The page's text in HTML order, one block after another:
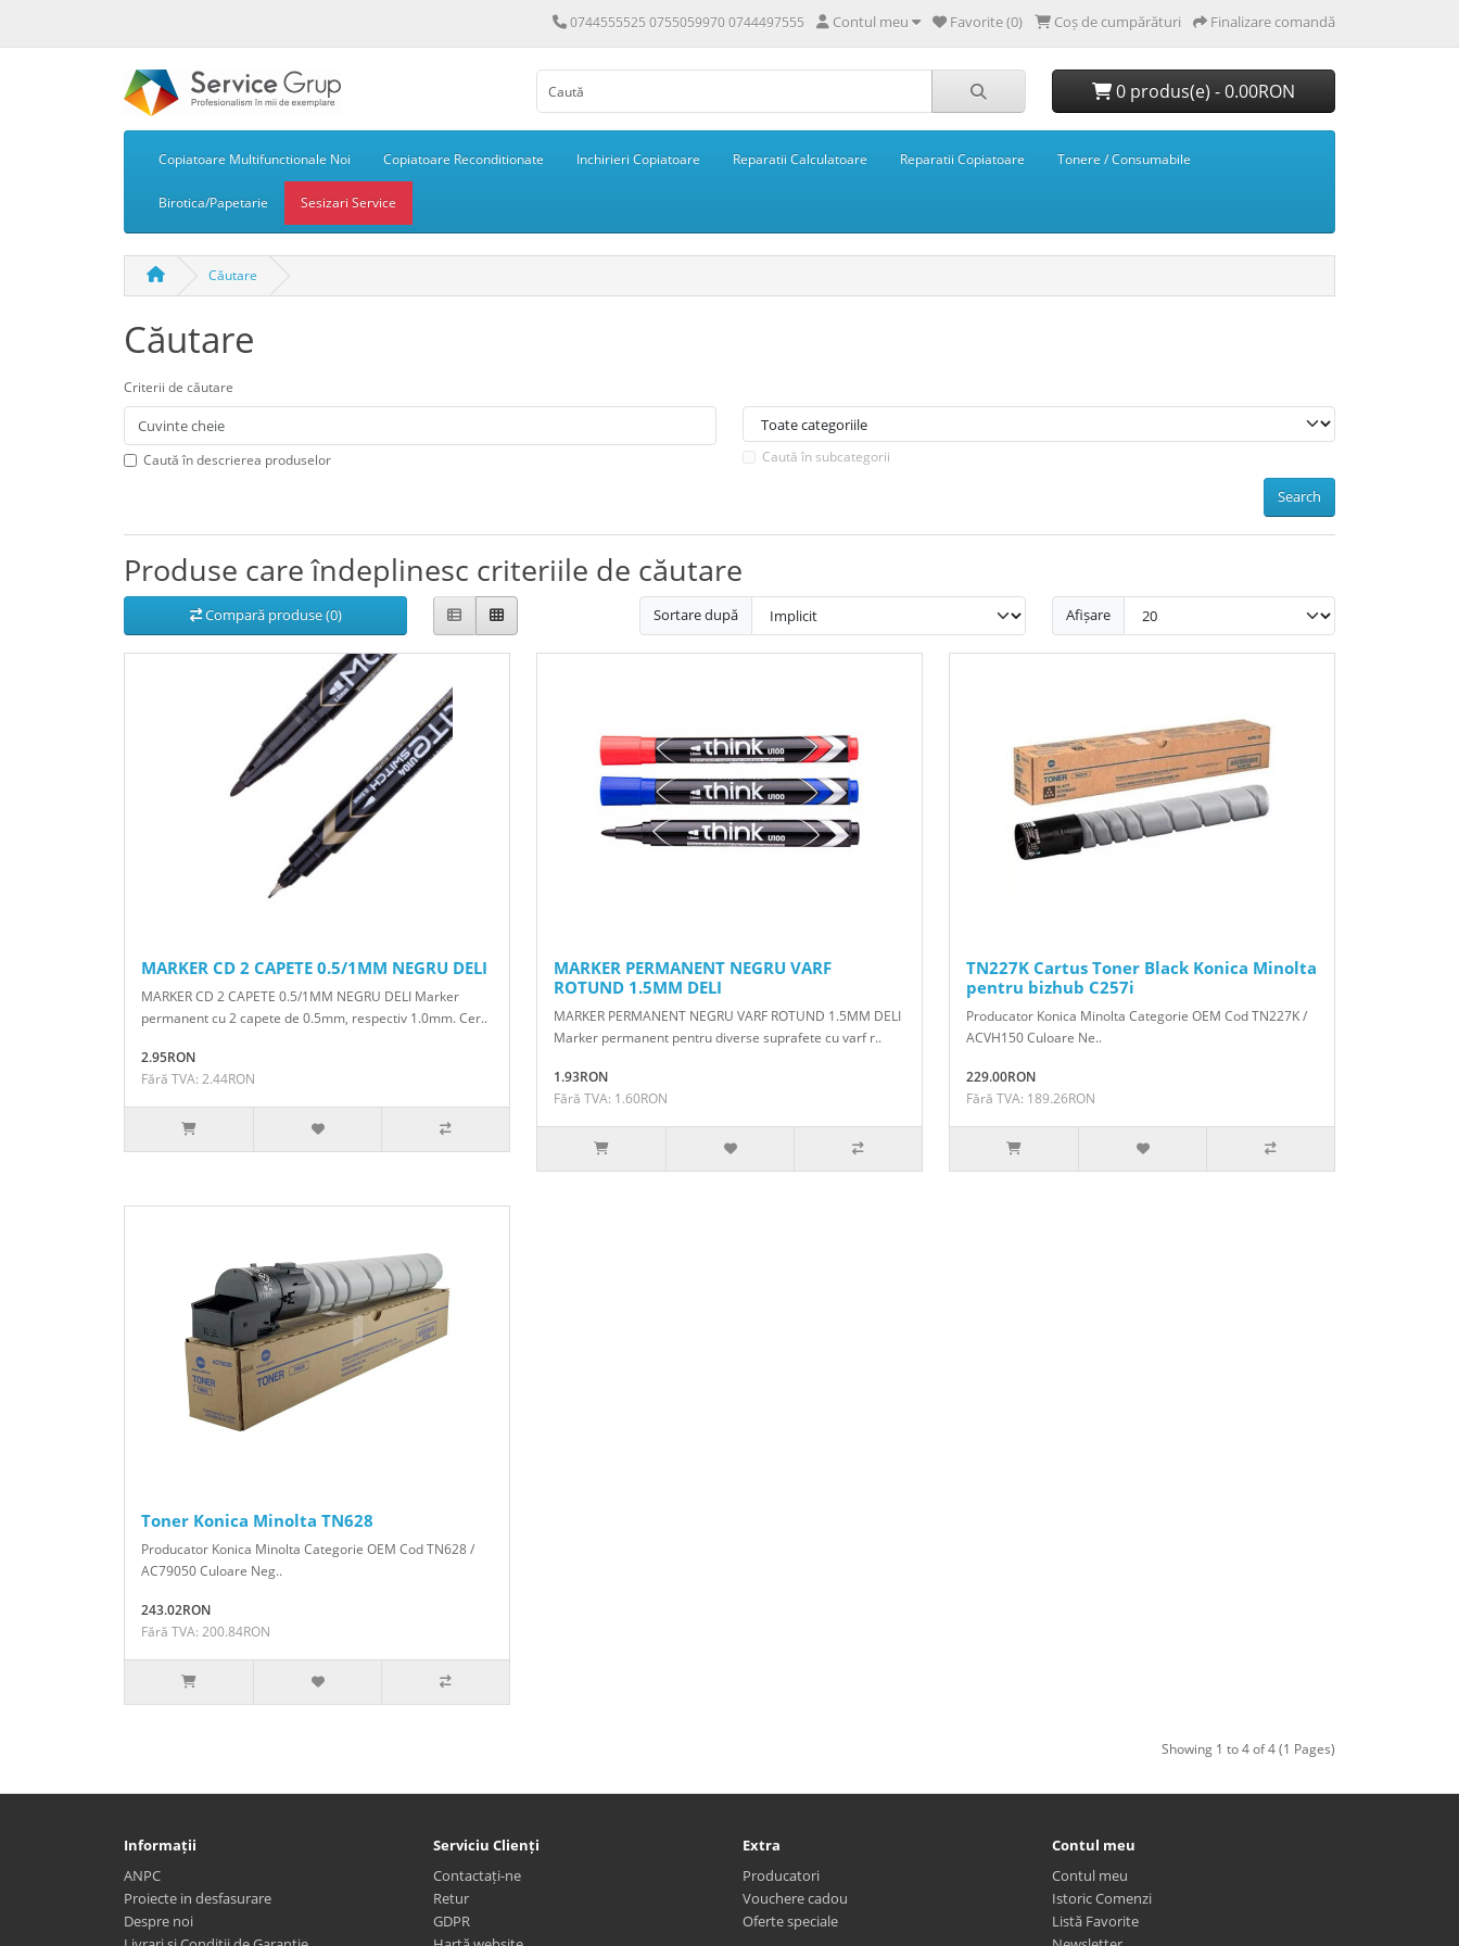
0744555525 0755059970 0744497555 Contul meu Favorite (0) Coș de cumpărături Finalizare comandă
0 produs(e) - 0.00RON
Copiatoare Multifunctionale Noi Copiatoare Reconditionate Inchirieri Copiatoare Reparatii Calculatoare Reparatii Copiatoare Tonere / Consumabile
Birotica/Papetarie Sesizari Service
Căutare
Căutare
Criterii de căutare
Caută în descrierea produselor Caută în subcategorii
Search
Produse care îndeplinesc criteriile de căutare
Compară produse (0) Sortare după Afișare
MARKER CD 2 CAPETE 0.5/1MM NEGRU DELI
MARKER CD 2 CAPETE 0.5/1MM NEGRU DELI Marker
permanent cu 2 capete de 0.5mm, respectiv 1.0mm. Cer..
2.95RON
Fără TVA: 2.44RON
MARKER PERMANENT NEGRU VARF
ROTUND 1.5MM DELI
MARKER PERMANENT NEGRU VARF ROTUND 1.5MM DELI
Marker permanent pentru diverse suprafete cu varf r..
1.93RON
Fără TVA: 1.60RON
TN227K Cartus Toner Black Konica Minolta
pentru bizhub C257i
Producator Konica Minolta Categorie OEM Cod TN227K /
ACVH150 Culoare Ne..
229.00RON
Fără TVA: 189.26RON
Toner Konica Minolta TN628
Producator Konica Minolta Categorie OEM Cod TN628 /
AC79050 Culoare Neg..
243.02RON
Fără TVA: 200.84RON
Showing 1 to 4 of 4 (1 Pages)
Informații
ANPC
Proiecte in desfasurare
Despre noi
Serviciu Clienți
Contactați-ne
Retur
GDPR
Extra
Producatori
Vouchere cadou
Oferte speciale
Contul meu
Contul meu
Istoric Comenzi
Listă Favorite